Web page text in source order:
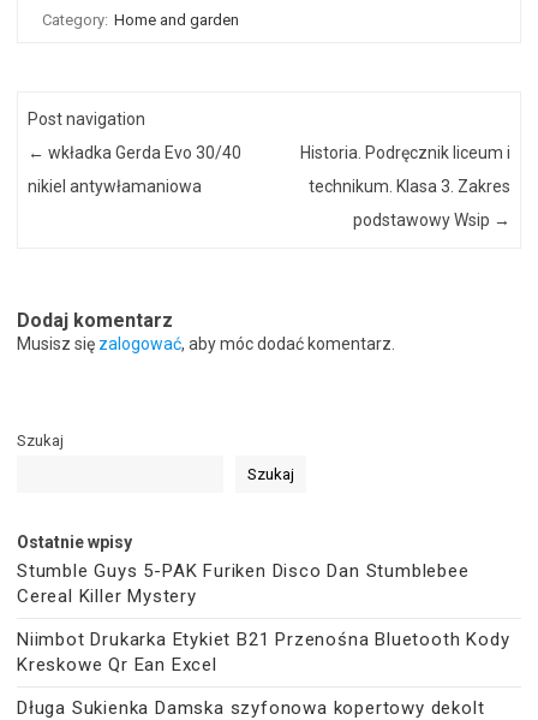
Category: Home and garden
Post navigation
← wkładka Gerda Evo 30/40
nikiel antywłamaniowa
Historia. Podręcznik liceum i
technikum. Klasa 3. Zakres
podstawowy Wsip →
Dodaj komentarz
Musisz się zalogować, aby móc dodać komentarz.
Szukaj
Szukaj
Ostatnie wpisy
Stumble Guys 5-PAK Furiken Disco Dan Stumblebee
Cereal Killer Mystery
Niimbot Drukarka Etykiet B21 Przenośna Bluetooth Kody
Kreskowe Qr Ean Excel
Długa Sukienka Damska szyfonowa kopertowy dekolt